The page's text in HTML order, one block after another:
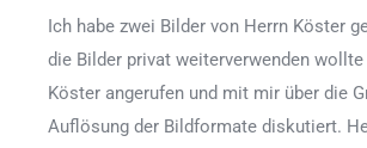
Ich habe zwei Bilder von Herrn Köster
die Bilder privat weiterverwenden
Köster angerufen und mit mir über die
Auflösung der Bildformate diskutiert.